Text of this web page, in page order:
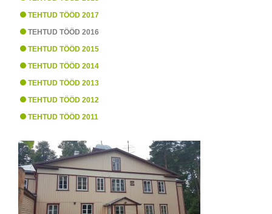
TEHTUD TÖÖD 2017
TEHTUD TÖÖD 2016
TEHTUD TÖÖD 2015
TEHTUD TÖÖD 2014
TEHTUD TÖÖD 2013
TEHTUD TÖÖD 2012
TEHTUD TÖÖD 2011